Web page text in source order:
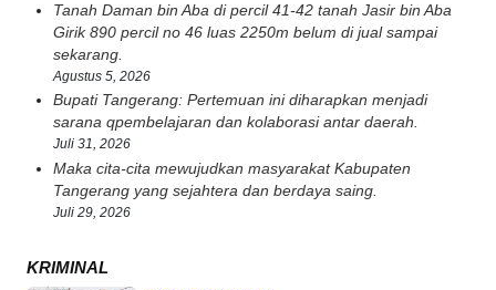
Tanah Daman bin Aba di percil 41-42 tanah Jasir bin Aba
Girik 890 percil no 46 luas 2250m belum di jual sampai
sekarang.
Agustus 5, 2026
Bupati Tangerang: Pertemuan ini diharapkan menjadi
sarana qpembelajaran dan kolaborasi antar daerah.
Juli 31, 2026
Maka cita-cita mewujudkan masyarakat Kabupaten
Tangerang yang sejahtera dan berdaya saing.
Juli 29, 2026
KRIMINAL